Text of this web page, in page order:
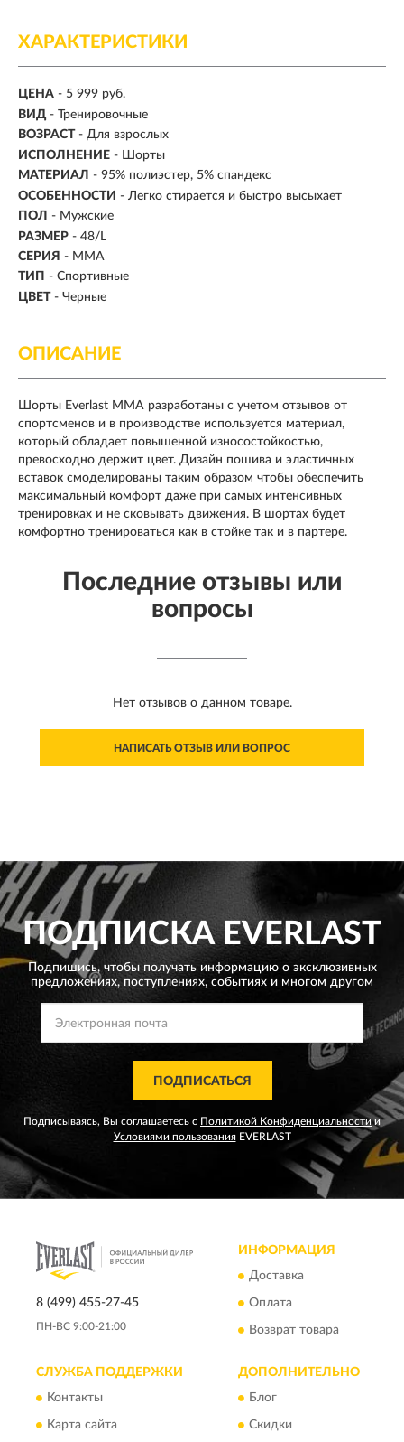
ХАРАКТЕРИСТИКИ
ЦЕНА - 5 999 руб.
ВИД - Тренировочные
ВОЗРАСТ - Для взрослых
ИСПОЛНЕНИЕ - Шорты
МАТЕРИАЛ - 95% полиэстер, 5% спандекс
ОСОБЕННОСТИ - Легко стирается и быстро высыхает
ПОЛ - Мужские
РАЗМЕР - 48/L
СЕРИЯ - MMA
ТИП - Спортивные
ЦВЕТ - Черные
ОПИСАНИЕ
Шорты Everlast MMA разработаны с учетом отзывов от
спортсменов и в производстве используется материал,
который обладает повышенной износостойкостью,
превосходно держит цвет. Дизайн пошива и эластичных
вставок смоделированы таким образом чтобы обеспечить
максимальный комфорт даже при самых интенсивных
тренировках и не сковывать движения. В шортах будет
комфортно тренироваться как в стойке так и в партере.
Последние отзывы или
вопросы
Нет отзывов о данном товаре.
НАПИСАТЬ ОТЗЫВ ИЛИ ВОПРОС
ПОДПИСКАEVERLAST
Подпишись, чтобы получать информацию о эксклюзивных
предложениях, поступлениях, событиях и многом другом
ПОДПИСАТЬСЯ
Подписываясь, Вы соглашаетесь с Политикой Конфиденциальности и
Условиями пользованияEVERLAST
8 (499) 455-27-45
ПН-ВС 9:00-21:00
ИНФОРМАЦИЯ
Доставка
Оплата
Возврат товара
СЛУЖБА ПОДДЕРЖКИ
Контакты
Карта сайта
ДОПОЛНИТЕЛЬНО
Блог
Скидки